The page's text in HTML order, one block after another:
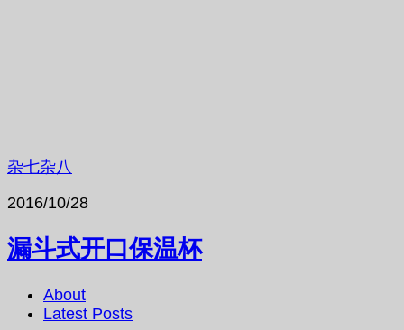
杂七杂八
2016/10/28
漏斗式开口保温杯
About
Latest Posts